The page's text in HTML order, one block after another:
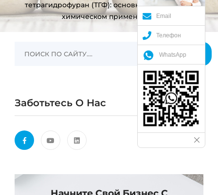
тетрагидрофуран (ТГФ): основные различия в
химическом применении
Заботьтесь О Нас
Email
Телефон
WhatsApp